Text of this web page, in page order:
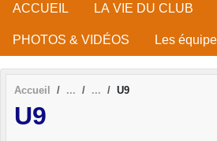
ACCUEIL LA VIE DU CLUB
PHOTOS & VIDÉOS Les
Accueil U9
U9